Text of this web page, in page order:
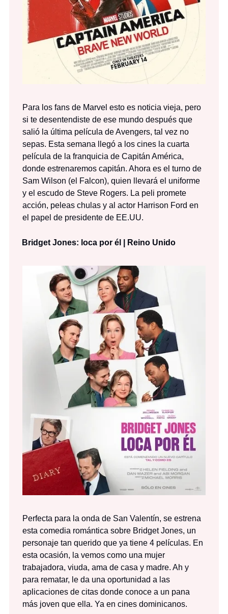
Para los fans de Marvel esto es noticia vieja, pero
si te desentendiste de ese mundo después que
salió la última película de Avengers, tal vez no
sepas. Esta semana llegó a los cines la cuarta
película de la franquicia de Capitán América,
donde estrenaremos capitán. Ahora es el turno de
Sam Wilson (el Falcon), quien llevará el uniforme
y el escudo de Steve Rogers. La peli promete
acción, peleas chulas y al actor Harrison Ford en
el papel de presidente de EE.UU.
Bridget Jones: loca por él | Reino Unido
Perfecta para la onda de San Valentín, se estrena
esta comedia romántica sobre Bridget Jones, un
personaje tan querido que ya tiene 4 películas. En
esta ocasión, la vemos como una mujer
trabajadora, viuda, ama de casa y madre. Ah y
para rematar, le da una oportunidad a las
aplicaciones de citas donde conoce a un pana
más joven que ella. Ya en cines dominicanos.